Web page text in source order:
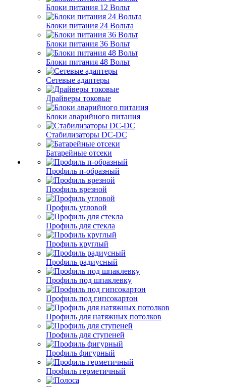
Блоки питания 12 Вольт
Блоки питания 24 Вольта
Блоки питания 36 Вольт
Блоки питания 48 Вольт
Сетевые адаптеры
Драйверы токовые
Блоки аварийного питания
Стабилизаторы DC-DC
Батарейные отсеки
Профиль п-образный
Профиль врезной
Профиль угловой
Профиль для стекла
Профиль круглый
Профиль радиусный
Профиль под шпаклевку
Профиль под гипсокартон
Профиль для натяжных потолков
Профиль для ступеней
Профиль фигурный
Профиль герметичный